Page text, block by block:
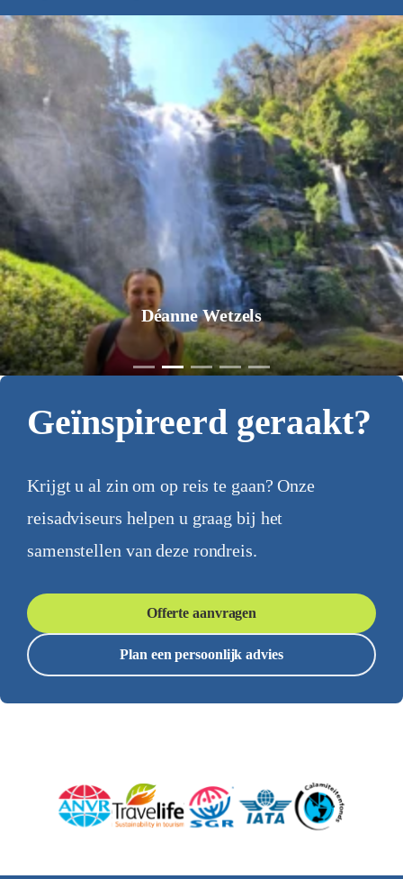
Jurgen Pol
Geïnspireerd geraakt?
Krijgt u al zin om op reis te gaan? Onze
reisadviseurs helpen u graag bij het
samenstellen van deze rondreis.
Offerte aanvragen
Plan een persoonlijk advies